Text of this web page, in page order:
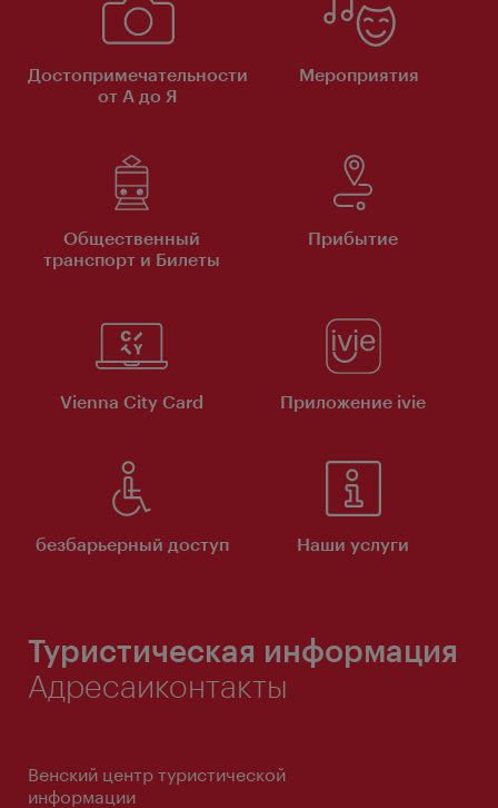
Достопримечательности
от А до Я
Мероприятия
Общественный
транспорт и Билеты
Прибытие
Vienna City Card Приложение ivie
безбарьерный доступ Наши услуги
Туристическая информация
Адресаиконтакты
Венский центр туристической
информации